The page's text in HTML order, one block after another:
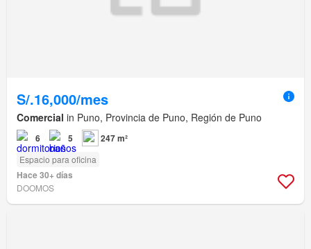
S/.16,000/mes
Comercial in Puno, Provincia de Puno, Región de Puno
6 5 247 m²
Espacio para oficina
Hace 30+ días
DOOMOS